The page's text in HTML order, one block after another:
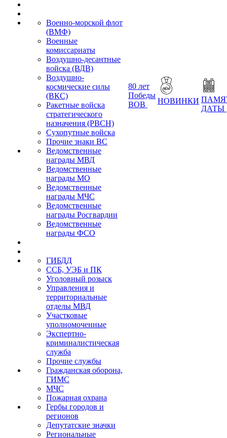
Военно-морской флот
(ВМФ)
Военные
комиссариаты
Воздушно-десантные
войска (ВДВ)
Воздушно-
космические силы
(ВКС)
Ракетные войска
стратегического
назначения (РВСН)
Сухопутные войска
Прочие знаки ВС
Ведомственные
награды МВД
Ведомственные
награды МО
Ведомственные
награды МЧС
Ведомственные
награды Росгвардии
Ведомственные
награды ФСО
ГИБДД
ССБ, УЭБ и ПК
Уголовный розыск
Управления и
территориальные
отделы МВД
Участковые
уполномоченные
Экспертно-
криминалистическая
служба
Прочие службы
Гражданская оборона,
ГИМС
МЧС
Пожарная охрана
Гербы городов и
регионов
Депутатские значки
Региональные
80 лет
Победы
ВОВ
НОВИНКИ
ДАТЫ